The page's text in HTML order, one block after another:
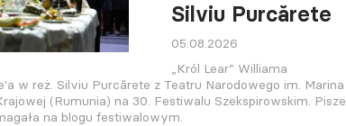
Silviu Purcărete
05.08.2026
„Król Lear” Williama
w reż. Silviu Purcărete z Teatru Narodowego im. Marina
(Rumunia) na 30. Festiwalu Szekspirowskim. Pisze
na blogu festiwalowym.